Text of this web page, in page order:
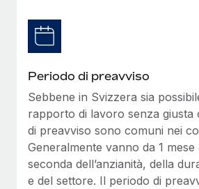
Periodo di preavviso
Sebbene in Svizzera sia
rapporto di lavoro senza giusta
di preavviso sono comuni nei
Generalmente vanno da 1 mese
seconda dell’anzianità, della
e del settore. Il periodo di